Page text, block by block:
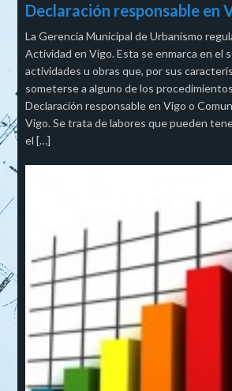
Declaración responsable en
La Gerencia Municipal de Urbanismo
Actividad en Vigo. Esta se enmarca en el
actividades u obras que, por sus
someterse a alguno de los
Declaración responsable en Vigo o
Vigo. Se trata de labores que pueden
el […]